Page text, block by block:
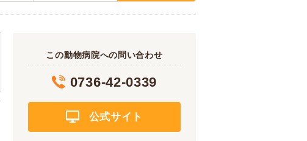
この動物病院への問い合わせ
0736-42-0339
公式サイト